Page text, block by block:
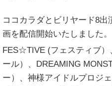
ココカラダとビリヤード8
画を配信開始いたしました。
FES☆TIVE (フェスティブ）
ール）、DREAMING
ー）、神様アイドルプロジ